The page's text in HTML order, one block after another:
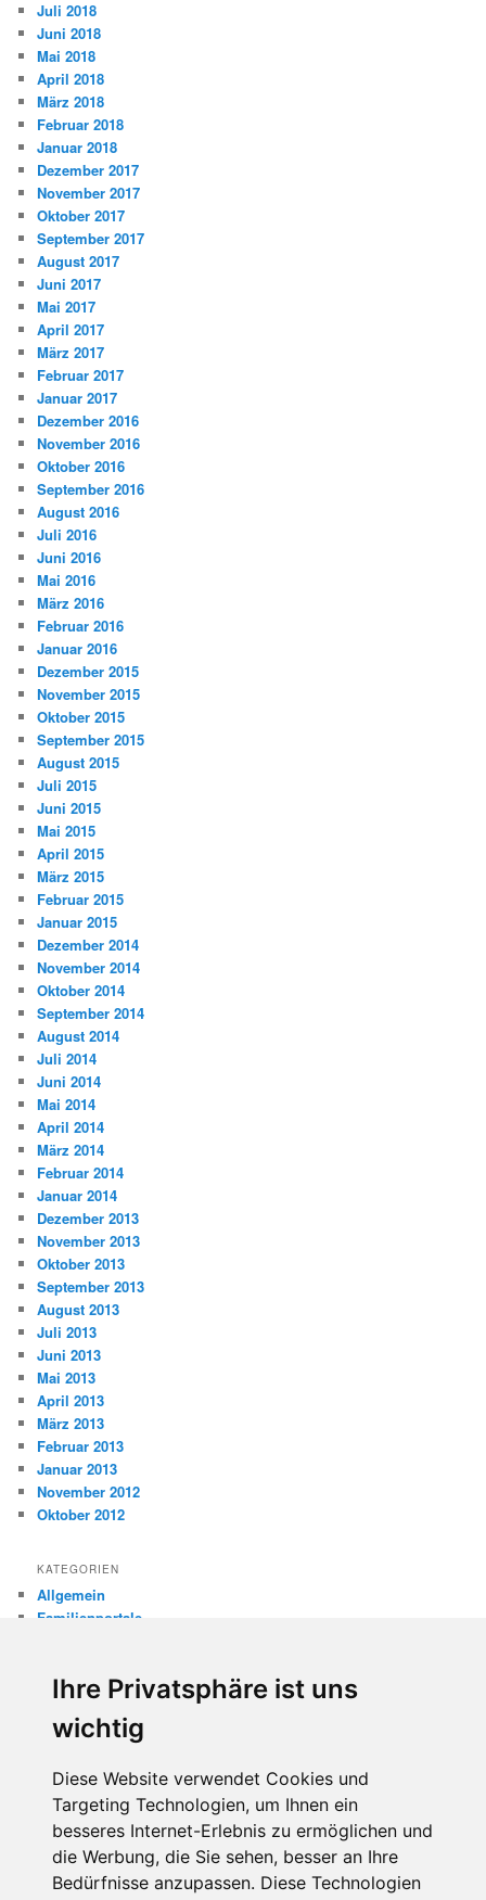
Ihre Privatsphäre ist uns
wichtig
Diese Website verwendet Cookies und
Targeting Technologien, um Ihnen ein
besseres Internet-Erlebnis zu ermöglichen und
die Werbung, die Sie sehen, besser an Ihre
Bedürfnisse anzupassen. Diese Technologien
Juli 2018
Juni 2018
Mai 2018
April 2018
März 2018
Februar 2018
Januar 2018
Dezember 2017
November 2017
Oktober 2017
September 2017
August 2017
Juni 2017
Mai 2017
April 2017
März 2017
Februar 2017
Januar 2017
Dezember 2016
November 2016
Oktober 2016
September 2016
August 2016
Juli 2016
Juni 2016
Mai 2016
März 2016
Februar 2016
Januar 2016
Dezember 2015
November 2015
Oktober 2015
September 2015
August 2015
Juli 2015
Juni 2015
Mai 2015
April 2015
März 2015
Februar 2015
Januar 2015
Dezember 2014
November 2014
Oktober 2014
September 2014
August 2014
Juli 2014
Juni 2014
Mai 2014
April 2014
März 2014
Februar 2014
Januar 2014
Dezember 2013
November 2013
Oktober 2013
September 2013
August 2013
Juli 2013
Juni 2013
Mai 2013
April 2013
März 2013
Februar 2013
Januar 2013
November 2012
Oktober 2012
KATEGORIEN
Allgemein
Familienportale
Internetsicherheit
Missbrauch
META
Anmelden
Eintrags-Feed
Kommentar-Feed
WordPress.org